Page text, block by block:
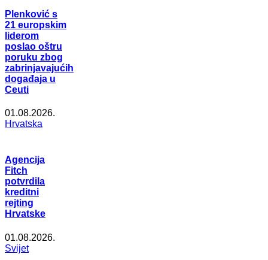
Plenković s
21 europskim
liderom
poslao oštru
poruku zbog
zabrinjavajućih
događaja u
Ceuti
01.08.2026.
Hrvatska
Agencija
Fitch
potvrdila
kreditni
rejting
Hrvatske
01.08.2026.
Svijet